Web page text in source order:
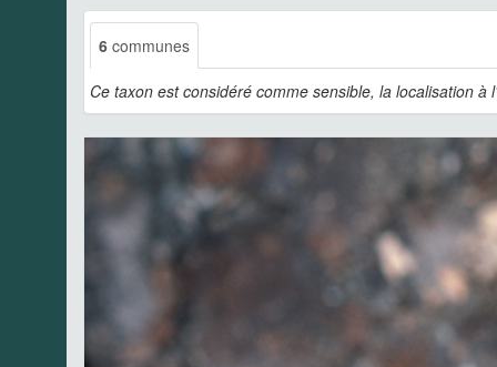
6 communes
Ce taxon est considéré comme sensible, la localisation